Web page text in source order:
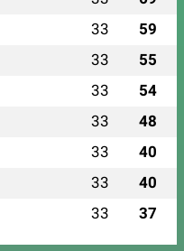
33 59
33 55
33 54
33 48
33 40
33 40
33 37